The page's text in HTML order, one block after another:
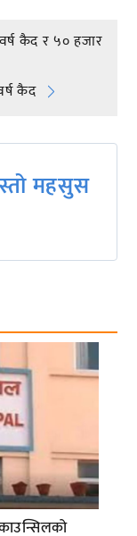
कैद र ५० हजार
कैद
महसुस